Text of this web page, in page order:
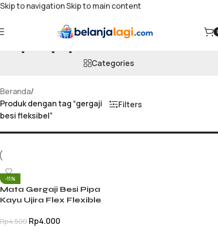
Skip to navigationSkip to main content
gergaji besi fleksibel
Categories
Beranda/
Produk dengan tag “gergaji
besi fleksibel”
Filters
-11%
Mata Gergaji Besi Pipa
Kayu Ujira Flex Flexible
Rp4.500 Rp4.000